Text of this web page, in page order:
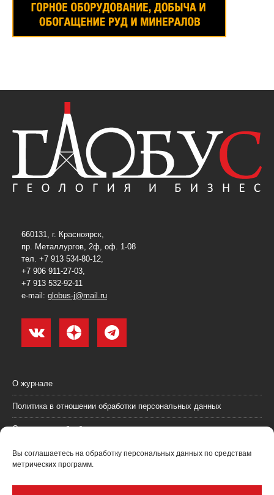
Вы соглашаетесь на обработку персональных данных по средствам
метрических программ.
660131, г. Красноярск,
пр. Металлургов, 2ф, оф. 1-08
тел. +7 913 534-80-12,
+7 906 911-27-03,
+7 913 532-92-11
e-mail: globus-j@mail.ru
О журнале
Политика в отношении обработки персональных данных
Согласие на обработку персональных данных
Пользовательское соглашение (оферта)